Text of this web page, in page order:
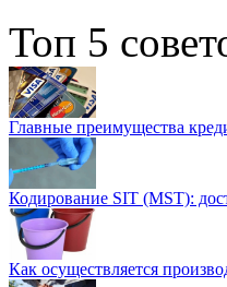
Топ 5
Главные преимущества
Кодирование SIT (MST):
Как осуществляется